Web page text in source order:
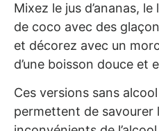
Mixez le jus d’ananas,
de coco avec des
et décorez avec un
d’une boisson douce et
Ces versions sans
permettent de savourer